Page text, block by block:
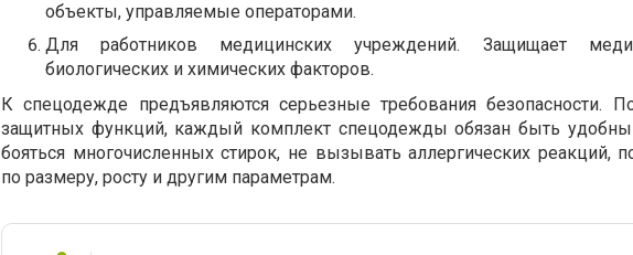
объекты, управляемые операторами.
Для работников медицинских учреждений. Защищает
биологических и химических факторов.
К спецодежде предъявляются серьезные требования безопасности.
защитных функций, каждый комплект спецодежды обязан быть
бояться многочисленных стирок, не вызывать аллергических реакций,
по размеру, росту и другим параметрам.